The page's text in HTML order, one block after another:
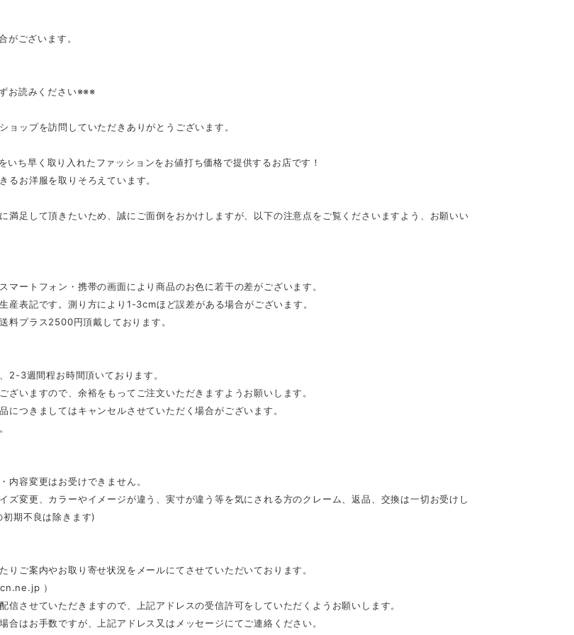
がございます。
お読みください※※※
ョップを訪問していただきありがとうございます。
いち早く取り入れたファッションをお値打ち価格で提供するお店です！
るお洋服を取りそろえています。
満足して頂きたいため、誠にご面倒をおかけしますが、以下の注意点をご覧くださいますよう、お願いい
マートフォン・携帯の画面により商品のお色に若干の差がございます。
産表記です。測り方により1-3cmほど誤差がある場合がございます。
料プラス2500円頂戴しております。
2-3週間程お時間頂いております。
ざいますので、余裕をもってご注文いただきますようお願いします。
につきましてはキャンセルさせていただく場合がございます。
内容変更はお受けできません。
ズ変更、カラーやイメージが違う、実寸が違う等を気にされる方のクレーム、返品、交換は一切お受けし
期不良は除きます)
りご案内やお取り寄せ状況をメールにてさせていただいております。
）
信させていただきますので、上記アドレスの受信許可をしていただくようお願いします。
合はお手数ですが、上記アドレス又はメッセージにてご連絡ください。